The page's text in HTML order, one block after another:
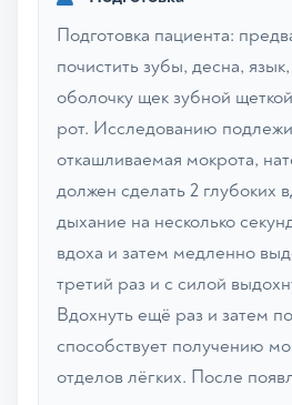
Подготовка пациента:
почистить зубы, десна,
оболочку щек зубной
рот. Исследованию
откашливаемая мокрота,
должен сделать 2 глубоких
дыхание на несколько
вдоха и затем медленно
третий раз и с силой
Вдохнуть ещё раз и затем
способствует получению
отделов лёгких. После